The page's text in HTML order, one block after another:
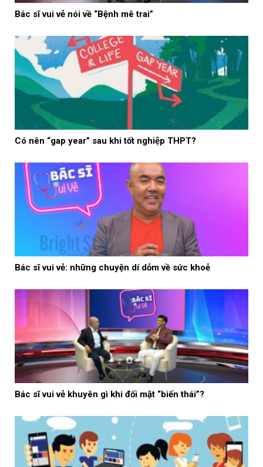
Bác sĩ vui vẻ nói về “Bệnh mê trai”
Có nên “gap year” sau khi tốt nghiệp THPT?
Bác sĩ vui vẻ: những chuyện dí dỏm về sức khoẻ
Bác sĩ vui vẻ khuyên gì khi đối mặt “biến thái”?